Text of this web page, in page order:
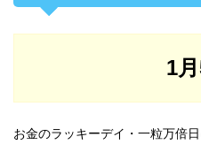
1
お金のラッキーデイ・一粒万倍